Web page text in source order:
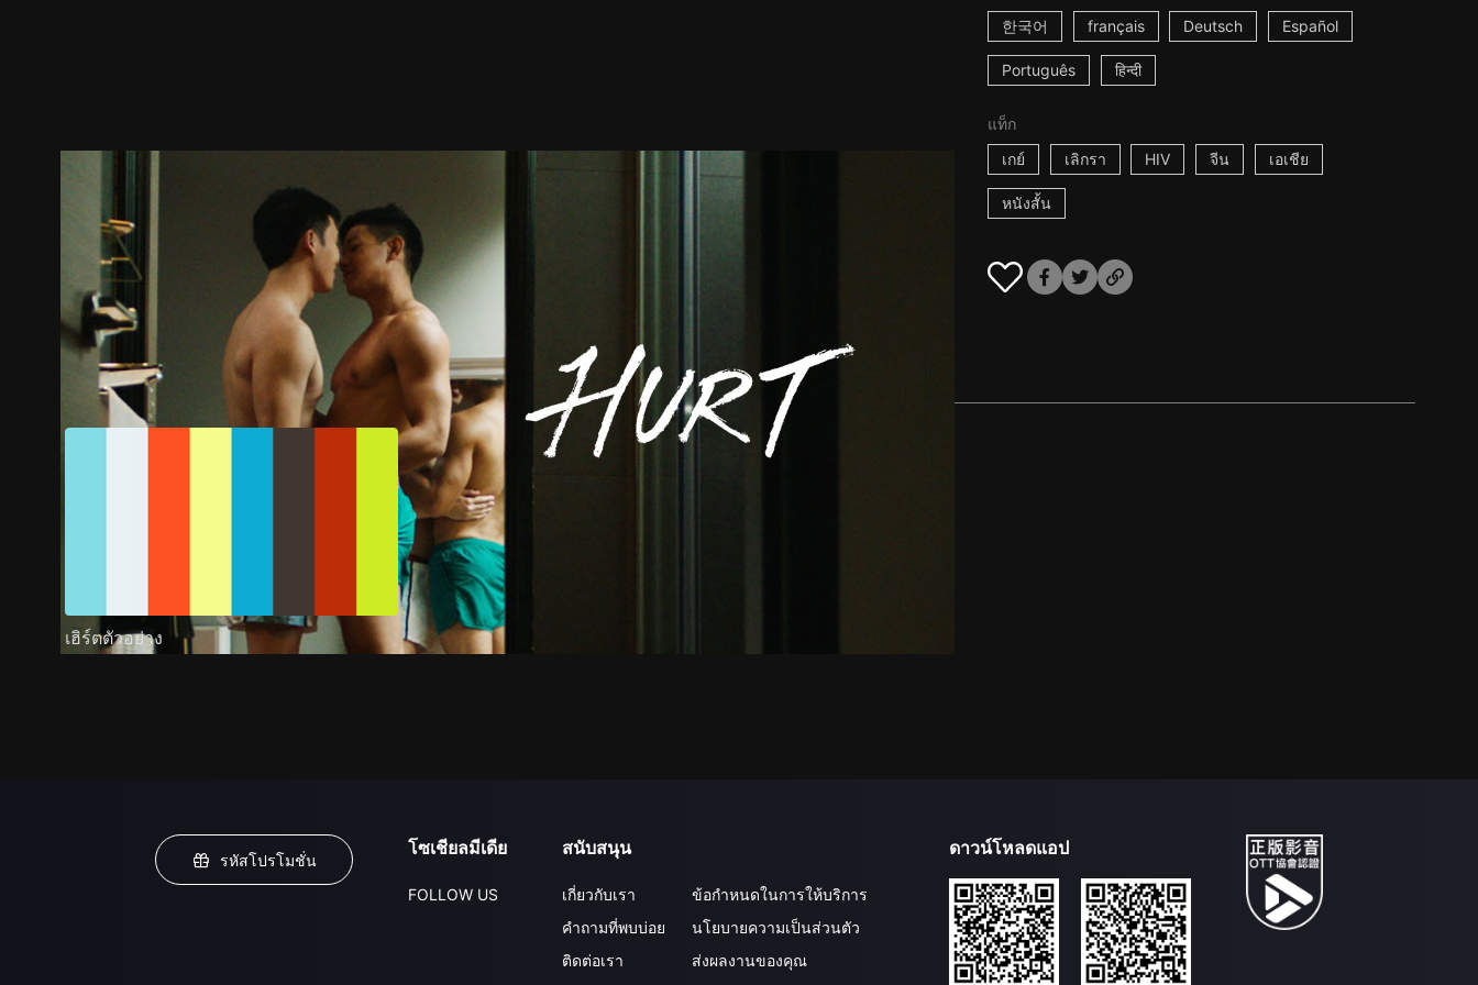
한국어 français Deutsch Español
Português हिन्दी
แท็ก
เกย์
เลิกรา HIV จีน เอเชีย
หนังสั้น
ตัวอย่าง ภาพนิ่ง เนื้อหาที่แนะนำ รายละเอียด
เฮิร์ตตัวอย่าง
รหัสโปรโมชั่น
โซเชียลมีเดีย
FOLLOW US
สนับสนุน
เกี่ยวกับเรา
คำถามที่พบบ่อย
ติดต่อเรา
ข้อกำหนดในการให้บริการ
นโยบายความเป็นส่วนตัว
ส่งผลงานของคุณ
ดาวน์โหลดแอป